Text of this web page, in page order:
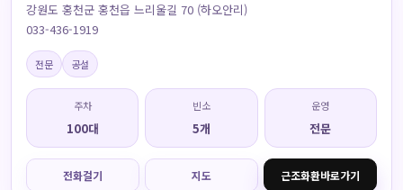
강원도 홍천군 홍천읍 느리울길 70 (하오안리)
033-436-1919
전문 공설
주차
100대
빈소
5개
운영
전문
전화걸기 지도 근조화환바로가기